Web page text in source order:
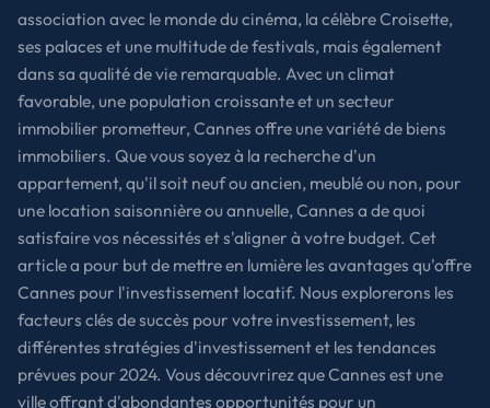
association avec le monde du cinéma, la célèbre Croisette,
ses palaces et une multitude de festivals, mais également
dans sa qualité de vie remarquable. Avec un climat
favorable, une population croissante et un secteur
immobilier prometteur, Cannes offre une variété de biens
immobiliers. Que vous soyez à la recherche d'un
appartement, qu'il soit neuf ou ancien, meublé ou non, pour
une location saisonnière ou annuelle, Cannes a de quoi
satisfaire vos nécessités et s'aligner à votre budget. Cet
article a pour but de mettre en lumière les avantages qu'offre
Cannes pour l'investissement locatif. Nous explorerons les
facteurs clés de succès pour votre investissement, les
différentes stratégies d'investissement et les tendances
prévues pour 2024. Vous découvrirez que Cannes est une
ville offrant d'abondantes opportunités pour un